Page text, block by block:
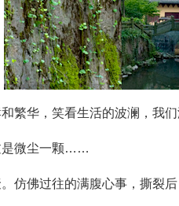
繁华，笑看生活的波澜，我们
是微尘一颗……
仿佛过往的满腹心事，撕裂后